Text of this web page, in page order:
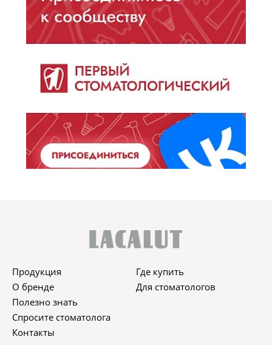
Продукция
О бренде
Полезно знать
Спросите стоматолога
Контакты
Где купить
Для стоматологов